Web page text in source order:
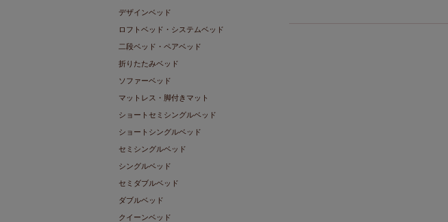
デザインベッド
ロフトベッド・システムベッド
二段ベッド・ペアベッド
折りたたみベッド
ソファーベッド
マットレス・脚付きマット
ショートセミシングルベッド
ショートシングルベッド
セミシングルベッド
シングルベッド
セミダブルベッド
ダブルベッド
クイーンベッド